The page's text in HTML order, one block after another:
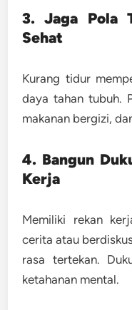
3. Jaga Pola
Sehat
Kurang tidur
daya tahan tubuh.
makanan bergizi,
4. Bangun
Kerja
Memiliki rekan
cerita atau
rasa tertekan.
ketahanan mental.